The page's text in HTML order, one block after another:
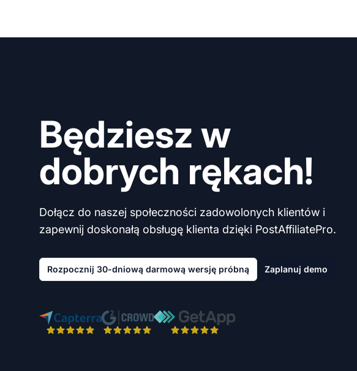
Będziesz w
dobrych rękach!
Dołącz do naszej społeczności zadowolonych klientów i
zapewnij doskonałą obsługę klienta dzięki PostAffiliatePro.
Rozpocznij 30-dniową darmową wersję próbną Zaplanuj demo